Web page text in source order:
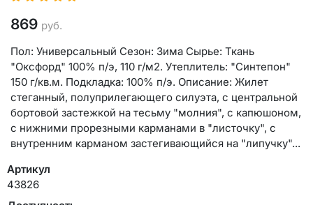
869 руб.
Пол: Универсальный Сезон: Зима Сырье: Ткань
"Оксфорд" 100% п/э, 110 г/м2. Утеплитель: "Синтепон"
150 г/кв.м. Подкладка: 100% п/э. Описание: Жилет
стеганный, полуприлегающего силуэта, с центральной
бортовой застежкой на тесьму "молния", с капюшоном,
с нижними прорезными карманами в "листочку", с
внутренним карманом застегивающийся на "липучку"...
Артикул
43826